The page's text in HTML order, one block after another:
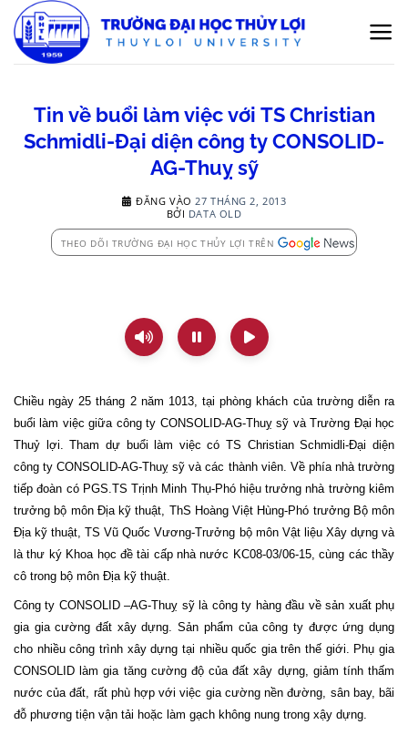
qua
nội
Tin về buổi làm việc với TS Christian
Schmidli-Đại diện công ty CONSOLID-
AG-Thuỵ sỹ
ĐĂNG VÀO 27 THÁNG 2, 2013
BỞI DATA OLD
THEO DÕI TRƯỜNG ĐẠI HỌC THỦY LỢI TRÊN
Chiều ngày 25 tháng 2 năm 1013, tại phòng khách của trường diễn ra
buổi làm việc giữa công ty CONSOLID-AG-Thuỵ sỹ và Trường Đại học
Thuỷ lợi. Tham dự buổi làm việc có TS Christian Schmidli-Đại diện
công ty CONSOLID-AG-Thuỵ sỹ và các thành viên. Về phía nhà trường
tiếp đoàn có PGS.TS Trịnh Minh Thụ-Phó hiệu trưởng nhà trường kiêm
trưởng bộ môn Địa kỹ thuật, ThS Hoàng Việt Hùng-Phó trưởng Bộ môn
Địa kỹ thuật, TS Vũ Quốc Vương-Trưởng bộ môn Vật liệu Xây dựng và
là thư ký Khoa học đề tài cấp nhà nước KC08-03/06-15, cùng các thầy
cô trong bộ môn Địa kỹ thuật.
Công ty CONSOLID –AG-Thuỵ sỹ là công ty hàng đầu về sản xuất phụ
gia gia cường đất xây dựng. Sản phẩm của công ty được ứng dụng
cho nhiều công trình xây dựng tại nhiều quốc gia trên thế giới. Phụ gia
CONSOLID làm gia tăng cường độ của đất xây dựng, giảm tính thấm
nước của đất, rất phù hợp với việc gia cường nền đường, sân bay, bãi
đỗ phương tiện vận tải hoặc làm gạch không nung trong xậy dựng.